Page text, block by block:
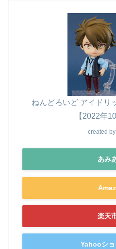
ねんどろいど アイドリ
【2022年
created by
あみ
楽天
Yahooシ